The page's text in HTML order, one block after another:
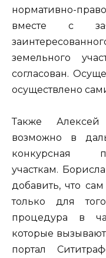
нормативно-
вместе с
земельного
согласован.
осуществлено
Также
возможно в
участкам.
добавить, что
только для
процедура в
которые
портал